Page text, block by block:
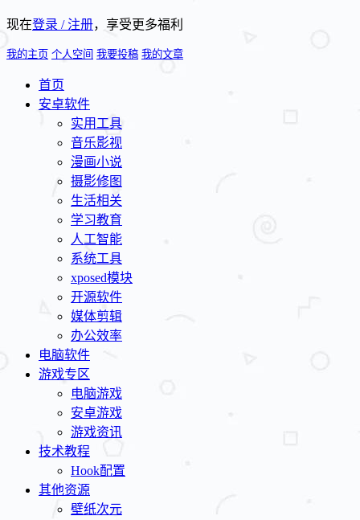
现在登录 / 注册，享受更多福利
我的主页 个人空间 我要投稿 我的文章
首页
安卓软件
实用工具
音乐影视
漫画小说
摄影修图
生活相关
学习教育
人工智能
系统工具
xposed模块
开源软件
媒体剪辑
办公效率
电脑软件
游戏专区
电脑游戏
安卓游戏
游戏资讯
技术教程
Hook配置
其他资源
壁纸次元